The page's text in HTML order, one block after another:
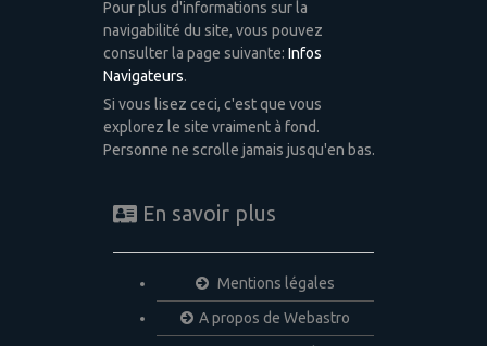
Pour plus d'informations sur la
navigabilité du site, vous pouvez
consulter la page suivante: Infos
Navigateurs.
Si vous lisez ceci, c'est que vous
explorez le site vraiment à fond.
Personne ne scrolle jamais jusqu'en bas.
En savoir plus
Mentions légales
A propos de Webastro